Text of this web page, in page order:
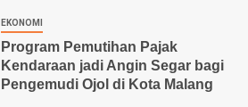
EKONOMI
Program Pemutihan Pajak
Kendaraan jadi Angin Segar bagi
Pengemudi Ojol di Kota Malang